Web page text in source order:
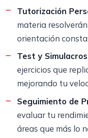
Tutorización
materia
orientación
Test y
ejercicios que
mejorando tu
Seguimiento de
evaluar tu
áreas que más lo